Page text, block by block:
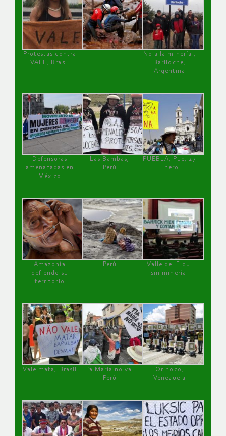
Protestas contra
VALE, Brasil
No a la minería ,
Bariloche,
Argentina
Defensoras
amenazadas en
México
Las Bambas,
Perú
PUEBLA, Pue, 27
Enero
Amazonía
defiende su
territorio
Perú
Valle del Elqui
sin minería.
Vale mata, Brasil
Tía María no va !
Perú
Orinoco,
Venezuela